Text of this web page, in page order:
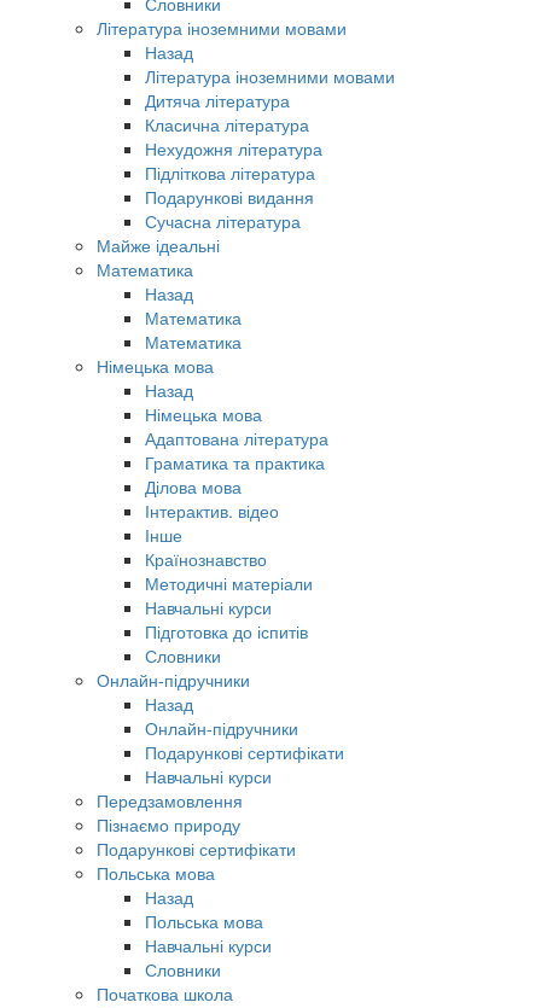
Література іноземними мовами
Назад
Література іноземними мовами
Дитяча література
Класична література
Нехудожня література
Підліткова література
Подарункові видання
Сучасна література
Майже ідеальні
Математика
Назад
Математика
Математика
Німецька мова
Назад
Німецька мова
Адаптована література
Граматика та практика
Ділова мова
Інтерактив. відео
Інше
Країнознавство
Методичні матеріали
Навчальні курси
Підготовка до іспитів
Словники
Онлайн-підручники
Назад
Онлайн-підручники
Подарункові сертифікати
Навчальні курси
Передзамовлення
Пізнаємо природу
Подарункові сертифікати
Польська мова
Назад
Польська мова
Навчальні курси
Словники
Початкова школа